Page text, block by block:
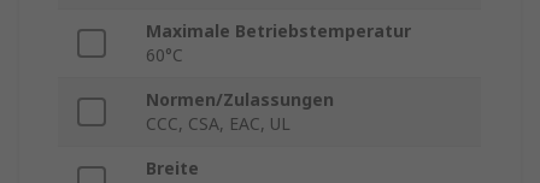
Maximale Betriebstemperatur
60°C
Normen/Zulassungen
CCC, CSA, EAC, UL
Breite